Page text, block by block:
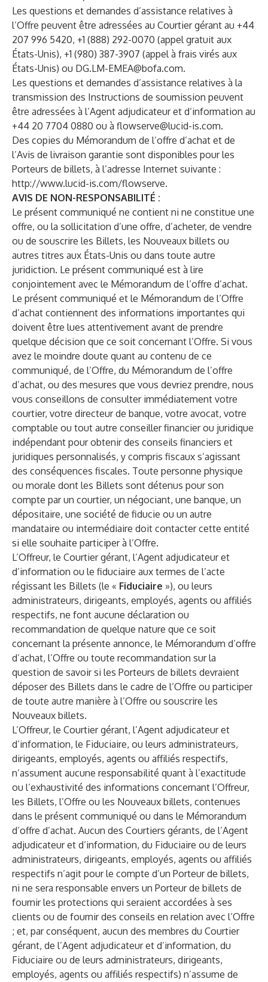
Les questions et demandes d’assistance relatives à
l’Offre peuvent être adressées au Courtier gérant au +44
207 996 5420, +1 (888) 292-0070 (appel gratuit aux
États-Unis), +1 (980) 387-3907 (appel à frais virés aux
États-Unis) ou DG.LM-EMEA@bofa.com.
Les questions et demandes d’assistance relatives à la
transmission des Instructions de soumission peuvent
être adressées à l’Agent adjudicateur et d’information au
+44 20 7704 0880 ou à flowserve@lucid-is.com.
Des copies du Mémorandum de l’offre d’achat et de
l’Avis de livraison garantie sont disponibles pour les
Porteurs de billets, à l’adresse Internet suivante :
http://www.lucid-is.com/flowserve.
AVIS DE NON-RESPONSABILITÉ :
Le présent communiqué ne contient ni ne constitue une
offre, ou la sollicitation d’une offre, d’acheter, de vendre
ou de souscrire les Billets, les Nouveaux billets ou
autres titres aux États-Unis ou dans toute autre
juridiction. Le présent communiqué est à lire
conjointement avec le Mémorandum de l’offre d’achat.
Le présent communiqué et le Mémorandum de l’Offre
d’achat contiennent des informations importantes qui
doivent être lues attentivement avant de prendre
quelque décision que ce soit concernant l’Offre. Si vous
avez le moindre doute quant au contenu de ce
communiqué, de l’Offre, du Mémorandum de l’offre
d’achat, ou des mesures que vous devriez prendre, nous
vous conseillons de consulter immédiatement votre
courtier, votre directeur de banque, votre avocat, votre
comptable ou tout autre conseiller financier ou juridique
indépendant pour obtenir des conseils financiers et
juridiques personnalisés, y compris fiscaux s’agissant
des conséquences fiscales. Toute personne physique
ou morale dont les Billets sont détenus pour son
compte par un courtier, un négociant, une banque, un
dépositaire, une société de fiducie ou un autre
mandataire ou intermédiaire doit contacter cette entité
si elle souhaite participer à l’Offre.
L’Offreur, le Courtier gérant, l’Agent adjudicateur et
d’information ou le fiduciaire aux termes de l’acte
régissant les Billets (le « Fiduciaire »), ou leurs
administrateurs, dirigeants, employés, agents ou affiliés
respectifs, ne font aucune déclaration ou
recommandation de quelque nature que ce soit
concernant la présente annonce, le Mémorandum d’offre
d’achat, l’Offre ou toute recommandation sur la
question de savoir si les Porteurs de billets devraient
déposer des Billets dans le cadre de l’Offre ou participer
de toute autre manière à l’Offre ou souscrire les
Nouveaux billets.
L’Offreur, le Courtier gérant, l’Agent adjudicateur et
d’information, le Fiduciaire, ou leurs administrateurs,
dirigeants, employés, agents ou affiliés respectifs,
n’assument aucune responsabilité quant à l’exactitude
ou l’exhaustivité des informations concernant l’Offreur,
les Billets, l’Offre ou les Nouveaux billets, contenues
dans le présent communiqué ou dans le Mémorandum
d’offre d’achat. Aucun des Courtiers gérants, de l’Agent
adjudicateur et d’information, du Fiduciaire ou de leurs
administrateurs, dirigeants, employés, agents ou affiliés
respectifs n’agit pour le compte d’un Porteur de billets,
ni ne sera responsable envers un Porteur de billets de
fournir les protections qui seraient accordées à ses
clients ou de fournir des conseils en relation avec l’Offre
; et, par conséquent, aucun des membres du Courtier
gérant, de l’Agent adjudicateur et d’information, du
Fiduciaire ou de leurs administrateurs, dirigeants,
employés, agents ou affiliés respectifs) n’assume de